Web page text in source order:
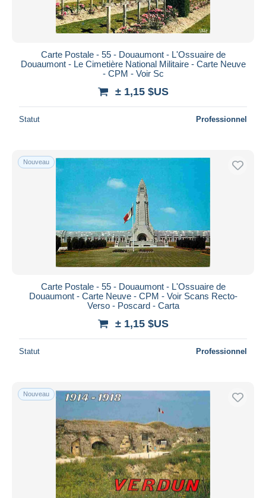
Carte Postale - 55 - Douaumont - L'Ossuaire de
Douaumont - Le Cimetière National Militaire - Carte Neuve
- CPM - Voir Sc
± 1,15 $US
Statut Professionnel
Nouveau
Carte Postale - 55 - Douaumont - L'Ossuaire de
Douaumont - Carte Neuve - CPM - Voir Scans Recto-
Verso - Poscard - Carta
± 1,15 $US
Statut Professionnel
Nouveau